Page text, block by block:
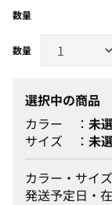
数量
選択中の商品
カラー
未
サイズ
未
カラー・サイ
発送予定日・